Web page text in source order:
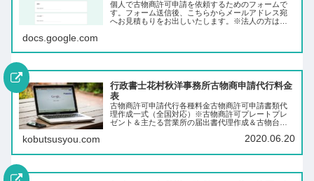
個人で古物商許可申請を依頼するためのフォームで
す。フォーム送信後、こちらからメールアドレス宛
へお見積もりをお出しいたします。※法人の方はホ
docs.google.com
行政書士花村秋洋事務所古物商申請代行料金
表
古物商許可申請代行各種料金古物商許可申請書類代
理作成一式（全国対応）※古物商許可プレートプレ
ゼント＆主たる営業所の届出書代理作成＆古物台帳
００円 ※URLの同時申請＋４,000円 法人
kobutsusyou.com 2020.06.20